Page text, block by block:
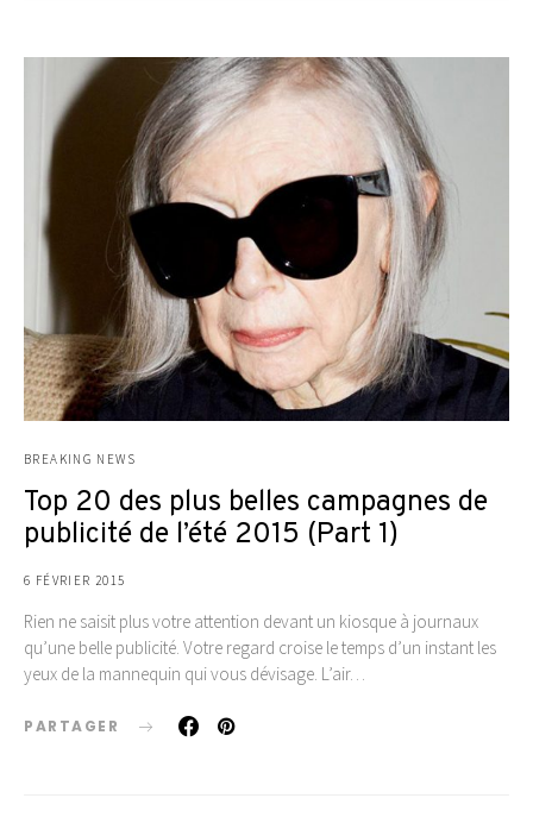
BREAKING NEWS
Top 20 des plus belles campagnes de
publicité de l’été 2015 (Part 1)
6 FÉVRIER 2015
Rien ne saisit plus votre attention devant un kiosque à journaux
qu’une belle publicité. Votre regard croise le temps d’un instant les
yeux de la mannequin qui vous dévisage. L’air…
PARTAGER